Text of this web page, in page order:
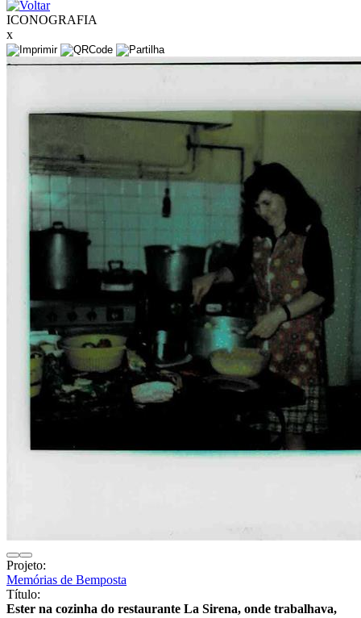
ICONOGRAFIA
x
Projeto:
Memórias de Bemposta
Título:
Ester na cozinha do restaurante La Sirena, onde trabalhava,